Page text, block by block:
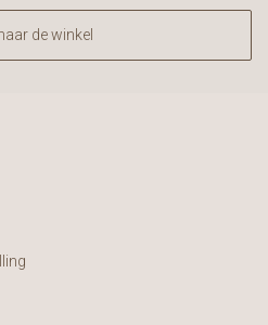
de winkel